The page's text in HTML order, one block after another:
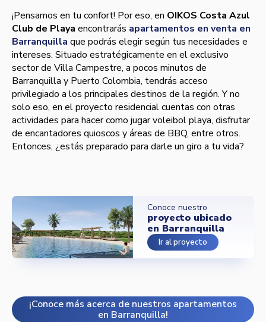
¡Pensamos en tu confort! Por eso, en OIKOS Costa Azul
Club de Playa encontrarás apartamentos en venta en
Barranquilla que podrás elegir según tus necesidades e
intereses. Situado estratégicamente en el exclusivo
sector de Villa Campestre, a pocos minutos de
Barranquilla y Puerto Colombia, tendrás acceso
privilegiado a los principales destinos de la región. Y no
solo eso, en el proyecto residencial cuentas con otras
actividades para hacer como jugar voleibol playa, disfrutar
de encantadores quioscos y áreas de BBQ, entre otros.
Entonces, ¿estás preparado para darle un giro a tu vida?
Conoce nuestro
proyecto ubicado
en Barranquilla
Ir al proyecto
¡Conoce más acerca de nuestros apartamentos
en Barranquilla!